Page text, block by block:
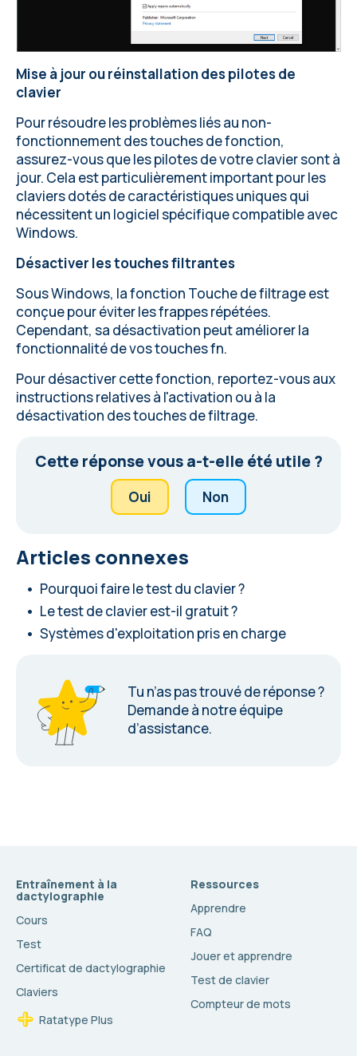
Mise à jour ou réinstallation des pilotes de
clavier
Pour résoudre les problèmes liés au non-
fonctionnement des touches de fonction,
assurez-vous que les pilotes de votre clavier sont à
jour. Cela est particulièrement important pour les
claviers dotés de caractéristiques uniques qui
nécessitent un logiciel spécifique compatible avec
Windows.
Désactiver les touches filtrantes
Sous Windows, la fonction Touche de filtrage est
conçue pour éviter les frappes répétées.
Cependant, sa désactivation peut améliorer la
fonctionnalité de vos touches fn.
Pour désactiver cette fonction, reportez-vous aux
instructions relatives à l'activation ou à la
désactivation des touches de filtrage.
Cette réponse vous a-t-elle été utile ?
Oui Non
Articles connexes
Pourquoi faire le test du clavier ?
Le test de clavier est-il gratuit ?
Systèmes d'exploitation pris en charge
Tu n’as pas trouvé de réponse ?
Demande à notre équipe
d’assistance.
Entraînement à la
dactylographie
Cours
Test
Certificat de dactylographie
Claviers
Ratatype Plus
Ressources
Apprendre
FAQ
Jouer et apprendre
Test de clavier
Compteur de mots